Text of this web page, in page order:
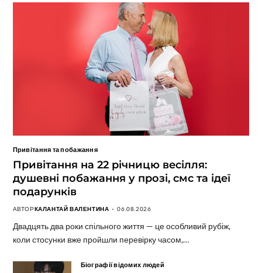
Привітання та побажання
Привітання на 22 річницю весілля:
душевні побажання у прозі, смс та ідеї
подарунків
АВТОРКАЛАНТАЙ ВАЛЕНТИНА 06.08.2026
Двадцять два роки спільного життя — це особливий рубіж,
коли стосунки вже пройшли перевірку часом,…
Біографії відомих людей